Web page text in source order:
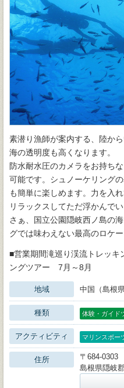
素潜り漁師が案内する、陸か
海の透明度も高くなります。
防水耐水圧のカメラをお持ち
可能です。シュノーケリング
も簡単に楽しめます。力を入
リラックスしてただ浮かんで
さぁ、国立公園隠岐西ノ島の
グでは味わえない最高のロケ
■営業期間滝巡り渓流トレッキ
ングツアー 7月～8月
地域 中国（島根県
種類 体験・ガイド
アクティビティ マリンスポー
住所
〒684-0303
島根県隠岐